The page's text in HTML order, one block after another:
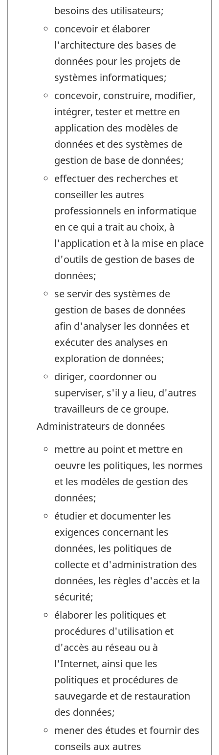
besoins des utilisateurs;
concevoir et élaborer
l'architecture des bases de
données pour les projets de
systèmes informatiques;
concevoir, construire, modifier,
intégrer, tester et mettre en
application des modèles de
données et des systèmes de
gestion de base de données;
effectuer des recherches et
conseiller les autres
professionnels en informatique
en ce qui a trait au choix, à
l'application et à la mise en place
d'outils de gestion de bases de
données;
se servir des systèmes de
gestion de bases de données
afin d'analyser les données et
exécuter des analyses en
exploration de données;
diriger, coordonner ou
superviser, s'il y a lieu, d'autres
travailleurs de ce groupe.
Administrateurs de données
mettre au point et mettre en
oeuvre les politiques, les normes
et les modèles de gestion des
données;
étudier et documenter les
exigences concernant les
données, les politiques de
collecte et d'administration des
données, les règles d'accès et la
sécurité;
élaborer les politiques et
procédures d'utilisation et
d'accès au réseau ou à
l'Internet, ainsi que les
politiques et procédures de
sauvegarde et de restauration
des données;
mener des études et fournir des
conseils aux autres